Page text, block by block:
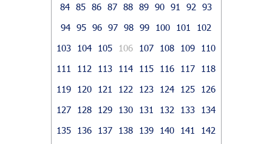
84 85 86 87 88 89 90 91 92
93
94 95 96 97 98 99 100 101
102
103
104 105 106 107 108 109
110
111
112 113 114 115 116 117
118
119
120 121 122 123 124 125
126
127
128 129 130 131 132 133
134
135
136 137 138 139 140 141
142